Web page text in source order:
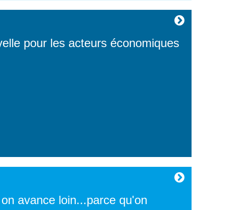
pour les acteurs économiques
avance loin...parce qu'on